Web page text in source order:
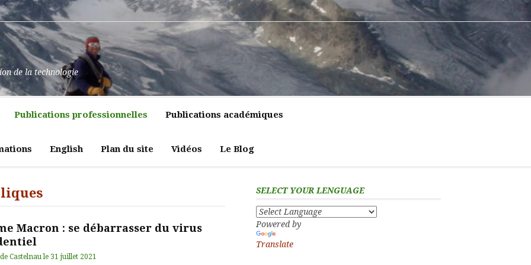
de la technologie
Publications professionnelles Publications académiques
English Plan du site Vidéos Le Blog
Macron : se débarrasser du virus
Castelnau le 31 juillet 2021
SELECT YOUR LENGUAGE
Powered by
Translate